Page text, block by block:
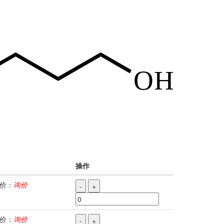
操作
： 询价 - +
： 询价 - +